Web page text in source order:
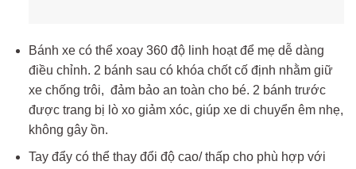
Bánh xe có thể xoay 360 độ linh hoạt để mẹ dễ dàng
điều chỉnh. 2 bánh sau có khóa chốt cố định nhằm giữ
xe chống trôi, đảm bảo an toàn cho bé. 2 bánh trước
được trang bị lò xo giảm xóc, giúp xe di chuyển êm nhẹ,
không gây ồn.
Tay đẩy có thể thay đổi độ cao/ thấp cho phù hợp với